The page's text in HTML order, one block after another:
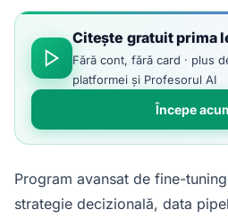
Citește gratuit prima
Fără cont, fără card · plus
platformei și Profesorul AI
Începe
Program avansat de fine-
strategie decizională, data